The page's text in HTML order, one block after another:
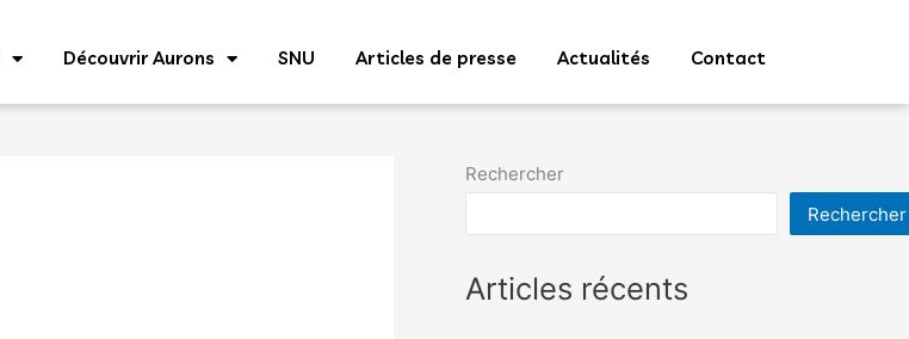
Découvrir Aurons SNU Articles de presse Actualités Contact
Rechercher
Rechercher
Articles récents